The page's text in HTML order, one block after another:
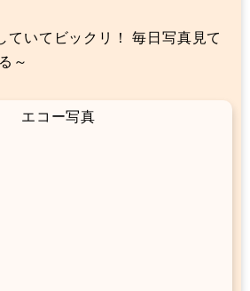
ていてビックリ！ 毎日写真見て
～